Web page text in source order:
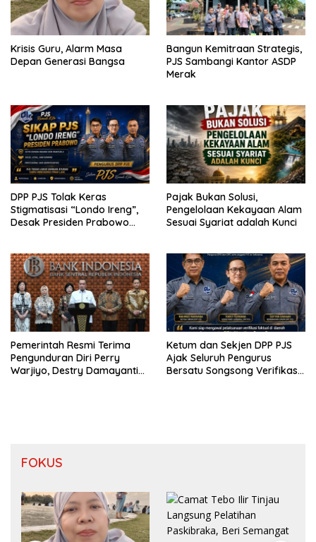
Krisis Guru, Alarm Masa
Depan Generasi Bangsa
Bangun Kemitraan Strategis,
PJS Sambangi Kantor ASDP
Merak
DPP PJS Tolak Keras
Stigmatisasi “Londo Ireng”,
Desak Presiden Prabowo
Pajak Bukan Solusi,
Pengelolaan Kekayaan Alam
Sesuai Syariat adalah Kunci
Pemerintah Resmi Terima
Pengunduran Diri Perry
Warjiyo, Destry Damayanti
Ketum dan Sekjen DPP PJS
Ajak Seluruh Pengurus
Bersatu Songsong Verifikasi
FOKUS